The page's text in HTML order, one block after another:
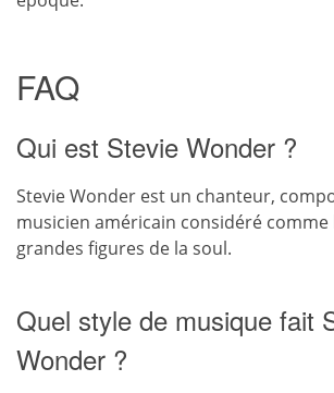
FAQ
Qui est Stevie Wonder ?
Stevie Wonder est un chanteur,
musicien américain considéré comme
grandes figures de la soul.
Quel style de musique fait
Wonder ?